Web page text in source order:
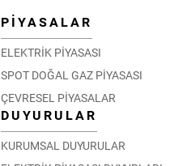
PİYASALAR
ELEKTRİK PİYASASI
SPOT DOĞAL GAZ PİYASASI
ÇEVRESEL PİYASALAR
DUYURULAR
KURUMSAL DUYURULAR